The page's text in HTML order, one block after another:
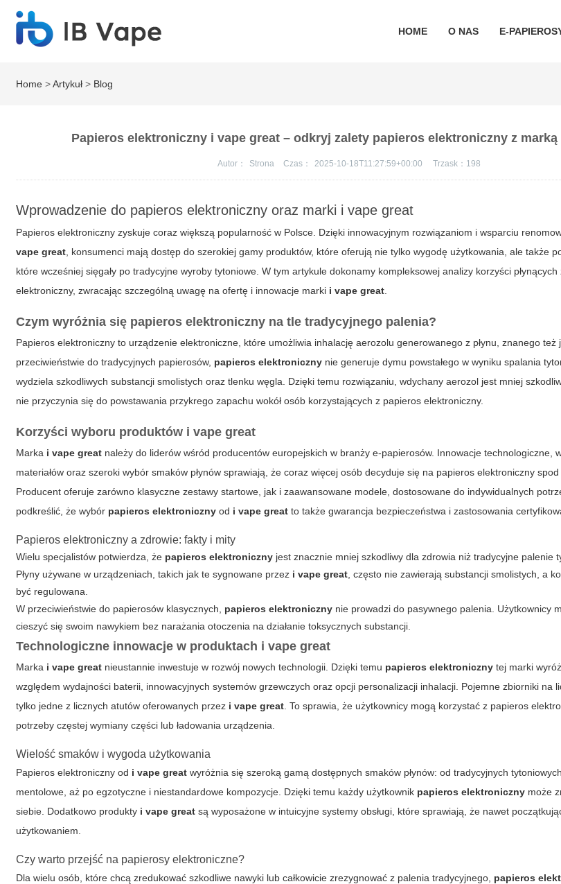
HOME O NAS E-
Home >Artykuł > Blog
Papieros elektroniczny i vape great – odkryj zalety papieros elektroniczny z marką
Autor： Strona Czas： 2025-10-18T11:27:59+00:00 Trzask： 198
Wprowadzenie do papieros elektroniczny oraz marki i vape great
Papieros elektroniczny zyskuje coraz większą popularność w Polsce. Dzięki innowacyjnym rozwiązaniom i wsparciu
vape great , konsumenci mają dostęp do szerokiej gamy produktów, które oferują nie tylko wygodę użytkowania, ale także
które wcześniej sięgały po tradycyjne wyroby tytoniowe. W tym artykule dokonamy kompleksowej analizy korzyści
elektroniczny, zwracając szczególną uwagę na ofertę i innowacje marki i vape great
Czym wyróżnia się papieros elektroniczny na tle tradycyjnego palenia?
Papieros elektroniczny to urządzenie elektroniczne, które umożliwia inhalację aerozolu generowanego z płynu, znanego też
przeciwieństwie do tradycyjnych papierosów, papieros elektroniczny nie generuje dymu powstałego w wyniku spalania
wydziela szkodliwych substancji smolistych oraz tlenku węgla. Dzięki temu rozwiązaniu, wdychany aerozol jest mniej
nie przyczynia się do powstawania przykrego zapachu wokół osób korzystających z papieros elektroniczny.
Korzyści wyboru produktów i vape great
Marka i vape great należy do liderów wśród producentów europejskich w branży e-papierosów. Innowacje technologiczne,
materiałów oraz szeroki wybór smaków płynów sprawiają, że coraz więcej osób decyduje się na papieros elektroniczny spod
Producent oferuje zarówno klasyczne zestawy startowe, jak i zaawansowane modele, dostosowane do indywidualnych
podkreślić, że wybór papieros elektroniczny od i vape great to także gwarancja bezpieczeństwa i zastosowania
Papieros elektroniczny a zdrowie: fakty i mity
Wielu specjalistów potwierdza, że papieros elektroniczny jest znacznie mniej szkodliwy dla zdrowia niż tradycyjne palenie
Płyny używane w urządzeniach, takich jak te sygnowane przez i vape great , często nie zawierają substancji smolistych, a
być regulowana.
W przeciwieństwie do papierosów klasycznych, papieros elektroniczny nie prowadzi do pasywnego palenia. Użytkownicy
cieszyć się swoim nawykiem bez narażania otoczenia na działanie toksycznych substancji.
Technologiczne innowacje w produktach i vape great
Marka i vape great nieustannie inwestuje w rozwój nowych technologii. Dzięki temu papieros elektroniczny tej marki
względem wydajności baterii, innowacyjnych systemów grzewczych oraz opcji personalizacji inhalacji. Pojemne zbiorniki na
tylko jedne z licznych atutów oferowanych przez i vape great . To sprawia, że użytkownicy mogą korzystać z papieros
potrzeby częstej wymiany części lub ładowania urządzenia.
Wielość smaków i wygoda użytkowania
Papieros elektroniczny od i vape great wyróżnia się szeroką gamą dostępnych smaków płynów: od tradycyjnych
mentolowe, aż po egzotyczne i niestandardowe kompozycje. Dzięki temu każdy użytkownik papieros elektroniczny może
siebie. Dodatkowo produkty i vape great są wyposażone w intuicyjne systemy obsługi, które sprawiają, że nawet
użytkowaniem.
Czy warto przejść na papierosy elektroniczne?
Dla wielu osób, które chcą zredukować szkodliwe nawyki lub całkowicie zrezygnować z palenia tradycyjnego, papieros